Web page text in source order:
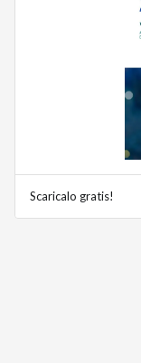
Scaricalo gratis!